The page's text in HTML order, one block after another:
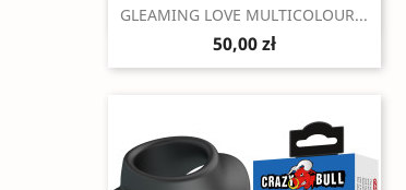
Szybki podgląd
GLEAMING LOVE MULTICOLOUR...
50,00 zł